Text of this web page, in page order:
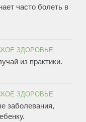
часто болеть в
ЗДОРОВЬЕ
из практики.
ЗДОРОВЬЕ
заболевания,